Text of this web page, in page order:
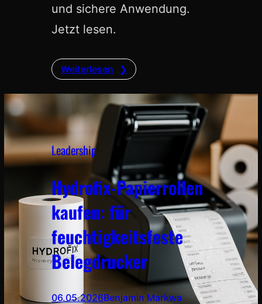
und sichere Anwendung.
Jetzt lesen.
Weiterlesen
Leadership
Hydrofix-Papierrollen
kaufen: für
feuchtigkeitsfeste
Belegdrucker
06.05.2026Benjamin Markwa